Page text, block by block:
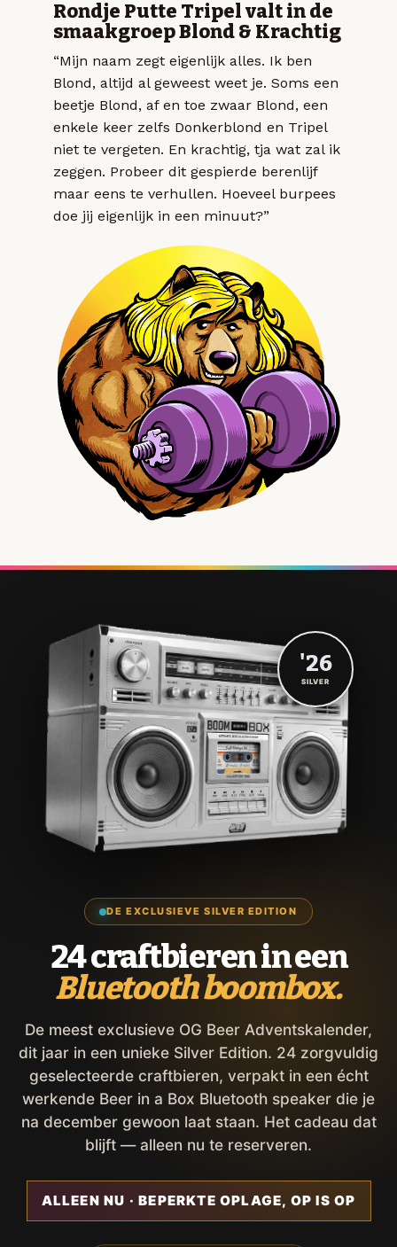
Rondje Putte Tripel valt in de
smaakgroep Blond & Krachtig
“Mijn naam zegt eigenlijk alles. Ik ben
Blond, altijd al geweest weet je. Soms een
beetje Blond, af en toe zwaar Blond, een
enkele keer zelfs Donkerblond en Tripel
niet te vergeten. En krachtig, tja wat zal ik
zeggen. Probeer dit gespierde berenlijf
maar eens te verhullen. Hoeveel burpees
doe jij eigenlijk in een minuut?”
DE EXCLUSIEVE SILVER EDITION
24 craftbieren in een
Bluetooth boombox.
De meest exclusieve OG Beer Adventskalender,
dit jaar in een unieke Silver Edition. 24 zorgvuldig
geselecteerde craftbieren, verpakt in een écht
werkende Beer in a Box Bluetooth speaker die je
na december gewoon laat staan. Het cadeau dat
blijft — alleen nu te reserveren.
ALLEEN NU · BEPERKTE OPLAGE, OP IS OP
'26
SILVER